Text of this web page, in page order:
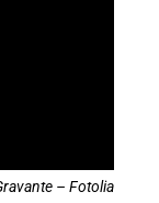
– Fotolia